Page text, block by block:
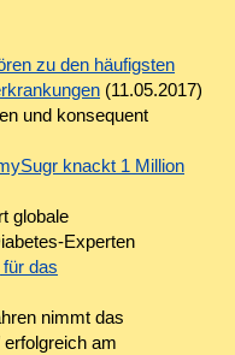
zu den häufigsten
(11.05.2017)
und konsequent
knackt 1 Million
globale
Experten
das
nimmt das
am